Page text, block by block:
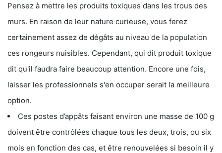
Pensez à mettre les produits toxiques dans les trous des
murs. En raison de leur nature curieuse, vous ferez
certainement assez de dégâts au niveau de la population
ces rongeurs nuisibles. Cependant, qui dit produit toxique
dit qu'il faudra faire beaucoup attention. Encore une fois,
laisser les professionnels s'en occuper serait la meilleure
option.
Ces postes d’appâts faisant environ une masse de 100 g
doivent être contrôlées chaque tous les deux, trois, ou six
mois en fonction des cas, et être renouvelées si besoin il y